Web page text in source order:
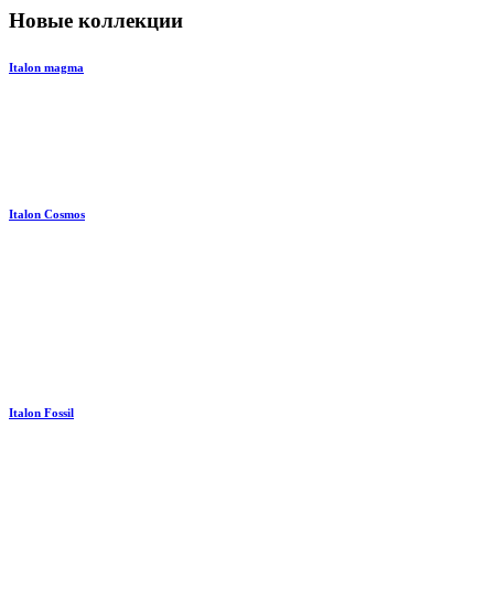
Новые коллекции
Italon magma
Italon Cosmos
Italon Fossil